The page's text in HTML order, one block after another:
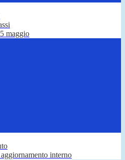
maggio
interno